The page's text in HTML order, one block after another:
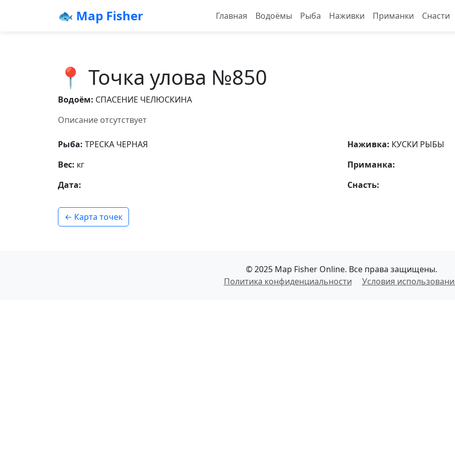
🐟 Map Fisher Главная Водоёмы Рыба Наживки Приманки Снасти
📍 Точка улова №850
Водоём: СПАСЕНИЕ ЧЕЛЮСКИНА
Описание отсутствует
Рыба: ТРЕСКА ЧЕРНАЯ
Вес: кг
Дата:
Наживка: КУСКИ РЫБЫ
Приманка:
Снасть:
← Карта точек
© 2025 Map Fisher Online. Все права защищены.
Политика конфиденциальности
Условия